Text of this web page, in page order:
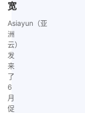
宽
Asiayun（亚
洲
云）
发
来
了
6
月
促